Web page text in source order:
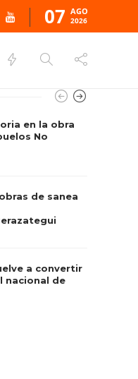
07 AGO
2026
en la obra
No
de sanea
a convertir
nacional de